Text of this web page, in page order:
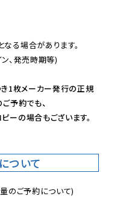
る場合があります。
、発売時期等)
1枚メーカー発行の正規
予約でも、
ーの場合もございます。
ついて
のご予約について)